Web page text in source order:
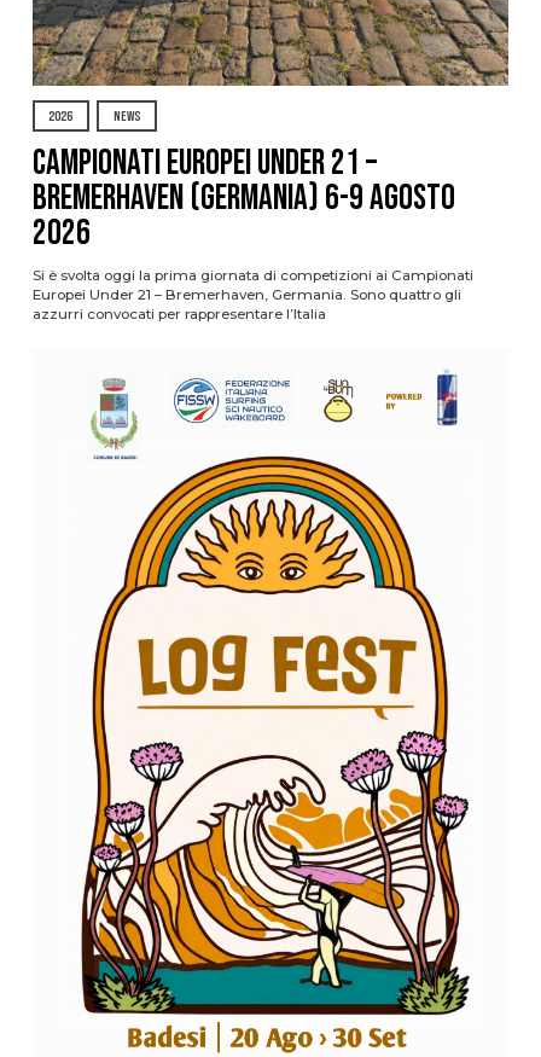
2026 NEWS
Campionati Europei Under 21 –
Bremerhaven (Germania) 6-9 agosto
2026
Si è svolta oggi la prima giornata di competizioni ai Campionati
Europei Under 21 – Bremerhaven, Germania. Sono quattro gli
azzurri convocati per rappresentare l’Italia